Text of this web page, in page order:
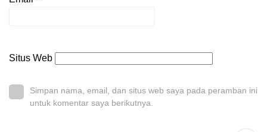
Situs Web
Simpan nama, email, dan situs web saya pada peramban ini
untuk komentar saya berikutnya.